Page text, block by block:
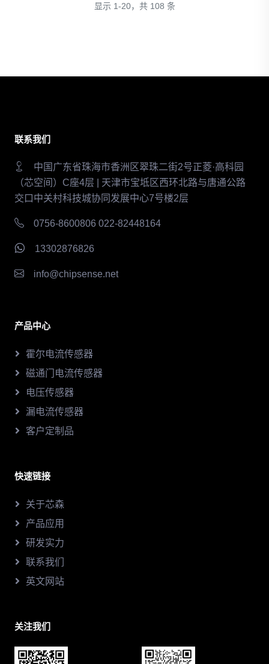
显示 1-20，共 108 条
联系我们
中国广东省珠海市香洲区翠珠二街2号正菱·高科园
（芯空间）C座4层 | 天津市宝坻区西环北路与唐通公路
交口中关村科技城协同发展中心7号楼2层
0756-8600806 022-82448164
13302876826
info@chipsense.net
产品中心
霍尔电流传感器
磁通门电流传感器
电压传感器
漏电流传感器
客户定制品
快速链接
关于芯森
产品应用
研发实力
联系我们
英文网站
关注我们